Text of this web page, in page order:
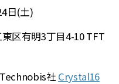
日(土)
区有明3丁目4-10 TFT
社 Crystal16